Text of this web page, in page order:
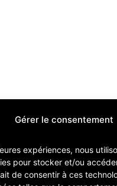
Gérer le consentement
expériences, nous
pour stocker et/ou
de consentir à ces